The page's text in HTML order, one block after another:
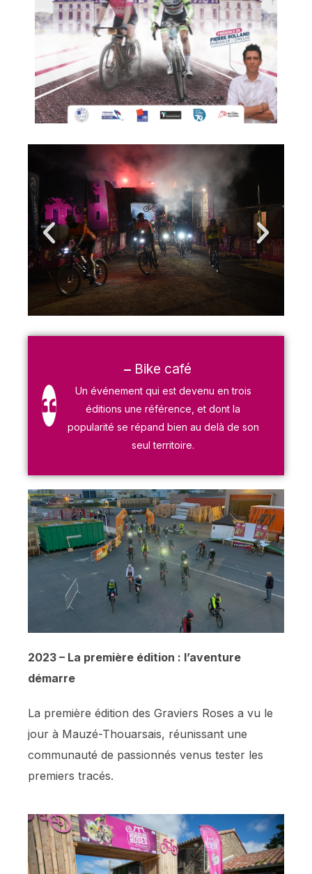
Bike café
Un événement qui est devenu en trois
éditions une référence, et dont la
popularité se répand bien au delà de son
seul territoire.
2023 – La première édition : l’aventure
démarre
La première édition des Graviers Roses a vu le
jour à Mauzé-Thouarsais, réunissant une
communauté de passionnés venus tester les
premiers tracés.